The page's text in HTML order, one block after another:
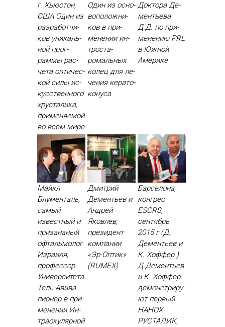
г. Хьюстон,
США Один из
раз­ра­бот­чи­
ков уни­каль­
ной прог­
раммы рас­
че­та оп­ти­чес­
кой си­лы ис­
кусс­твен­но­го
хрус­та­лика,
при­меня­емой
во всем ми­ре
Один из ос­но­
вопо­лож­ни­
ков в при­
мене­нии ин­
трос­та­
ромаль­ных
ко­лец для ле­
чения ке­рато­
кону­са
Док­то­ра Де­
менть­ева
Д.Д. по при­
мене­нию PRL
в Юж­ной
Аме­рике
Майкл
Блументаль,
самый
известный и
призананый
офтальмолог
Израиля,
профессор
Университета
Тель-Авива
пи­онер в при­
мене­нии Ин­
тра­оку­ляр­ной
Дмитрий
Дементьев и
Андрей
Яковлев,
президент
компании
«Эр-Оптик»
(RUMEX)
Барселона,
конгрес
ESCRS,
сентябрь
2015 г (Д.
Дементьев и
К. Хоффер )
Д.Де­менть­ев
и К. Хоф­фер
де­монс­три­ру­
ют пер­вый
НА­НОХ­
РУСТА­ЛИК,